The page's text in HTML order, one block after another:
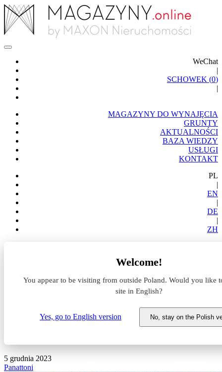
WeChat
|
SCHOWEK (0)
|
MAGAZYNY DO WYNAJĘCIA
GRUNTY
AKTUALNOŚCI
BAZA WIEDZY
USŁUGI
KONTAKT
PL
|
EN
|
DE
|
ZH
Welcome!
You appear to be visiting from outside Poland. Would you like
site in English?
Yes, go to English version No, stay on the Polish
Panattoni ruszyło z budową parku przemysłowego na
Panattoni ruszyło z budową
parku przemysłowego na
5 grudnia 2023
Panattoni